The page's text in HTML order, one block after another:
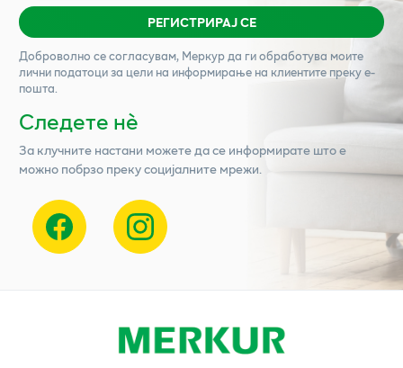
РЕГИСТРИРАЈ СЕ
Доброволно се согласувам, Меркурда ги обработува моите
лични податоци за цели на информирање на клиентите преку е-
пошта.
Следете нѐ
За клучните настани можете да се информирате што е
можно побрзо преку социјалните мрежи.